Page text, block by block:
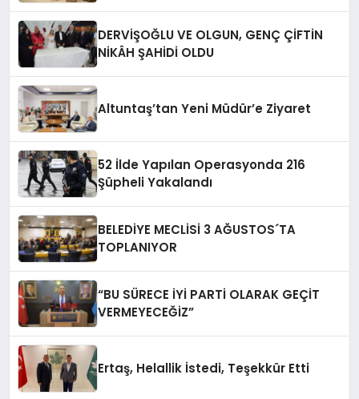
DERVİŞOĞLU VE OLGUN, GENÇ ÇİFTİN
NİKÂH ŞAHİDİ OLDU
Altuntaş’tan Yeni Müdür’e Ziyaret
52 İlde Yapılan Operasyonda 216
Şüpheli Yakalandı
BELEDİYE MECLİSİ 3 AĞUSTOS´TA
TOPLANIYOR
“BU SÜRECE İYİ PARTİ OLARAK GEÇİT
VERMEYECEĞİZ”
Ertaş, Helallik İstedi, Teşekkür Etti